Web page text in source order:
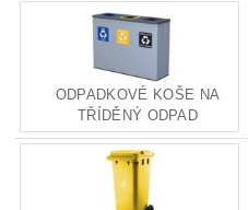
ODPADKOVÉ KOŠE NA
TŘÍDĚNÝ ODPAD